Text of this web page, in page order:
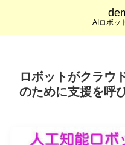
AIロボッ
ロボットがクラウ
のために支援を呼